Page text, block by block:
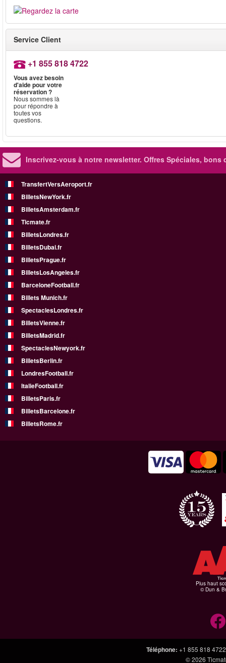
Service Client
+1 855 818 4722
Vous avez besoin
d'aide pour votre
réservation ?
Nous sommes là
pour répondre à
toutes vos
questions.
Inscrivez-vous à notre newsletter. Offres Spéciales, bons
TransfertVersAeroport.fr
BilletsNewYork.fr
BilletsAmsterdam.fr
Ticmate.fr
BilletsLondres.fr
BilletsDubai.fr
BilletsPrague.fr
BilletsLosAngeles.fr
BarceloneFootball.fr
Billets Munich.fr
SpectaclesLondres.fr
BilletsVienne.fr
BilletsMadrid.fr
SpectaclesNewyork.fr
BilletsBerlin.fr
LondresFootball.fr
ItalieFootball.fr
BilletsParis.fr
BilletsBarcelone.fr
BilletsRome.fr
Plus haut
© Dun &
Téléphone: +1 855 818 4722
© 2026